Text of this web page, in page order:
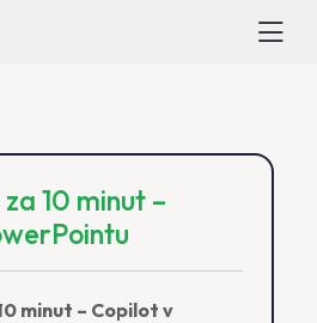
10 minut –
minut – Copilot v